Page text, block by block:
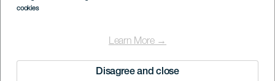
cookies
Learn More →
Disagree and close